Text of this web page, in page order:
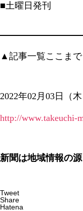
■土曜日発刊
▲記事一覧ここま
2022年02月03日（
http://www.takeuchi-
新聞は地域情報の
Tweet
Share
Hatena